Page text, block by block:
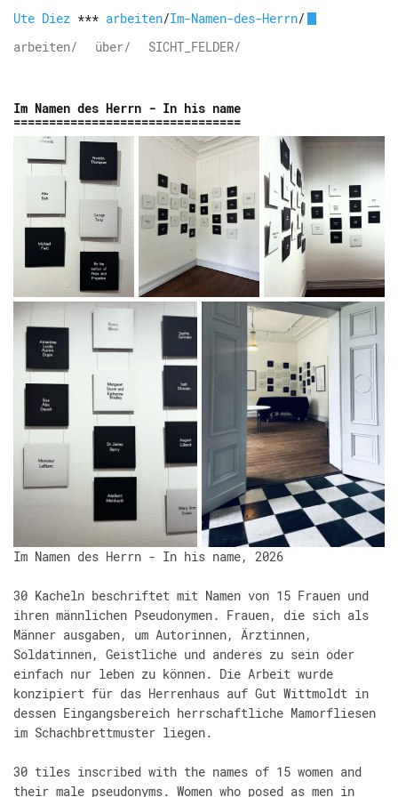
Ute Diez *** arbeiten/Im-Namen-des-Herrn/
arbeiten/
über/ SICHT_FELDER/
Im Namen des Herrn - In his name
Im Namen des Herrn - In his name, 2026
30 Kacheln beschriftet mit Namen von 15 Frauen und
ihren männlichen Pseudonymen. Frauen, die sich als
Männer ausgaben, um Autorinnen, Ärztinnen,
Soldatinnen, Geistliche und anderes zu sein oder
einfach nur leben zu können. Die Arbeit wurde
konzipiert für das Herrenhaus auf Gut Wittmoldt in
dessen Eingangsbereich herrschaftliche Mamorfliesen
im Schachbrettmuster liegen.
30 tiles inscribed with the names of 15 women and
their male pseudonyms. Women who posed as men in